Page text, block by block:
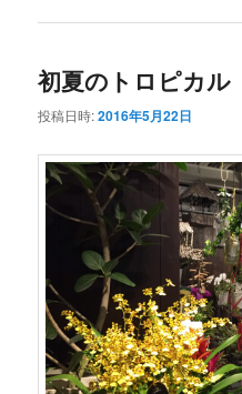
初夏のトロピカル
投稿日時:2016年5月22日